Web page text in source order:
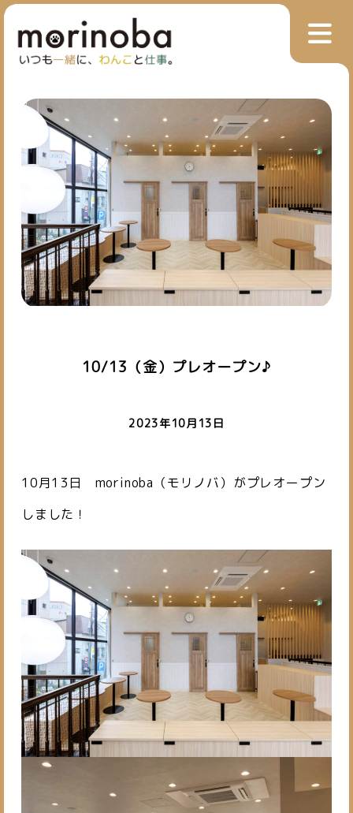
10/13（金）プレオープン♪
2023年10月13日
10月13日 morinoba（モリノバ）がプレオープン
しました！